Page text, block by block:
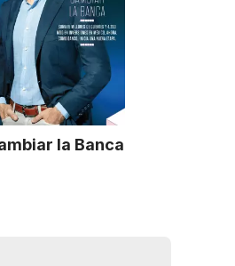
la Banca